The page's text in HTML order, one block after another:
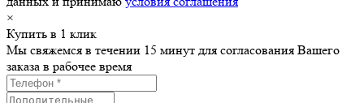
×
Купить в 1 клик
Мы свяжемся в течении 15 минут для согласования Вашего
заказа в рабочее время